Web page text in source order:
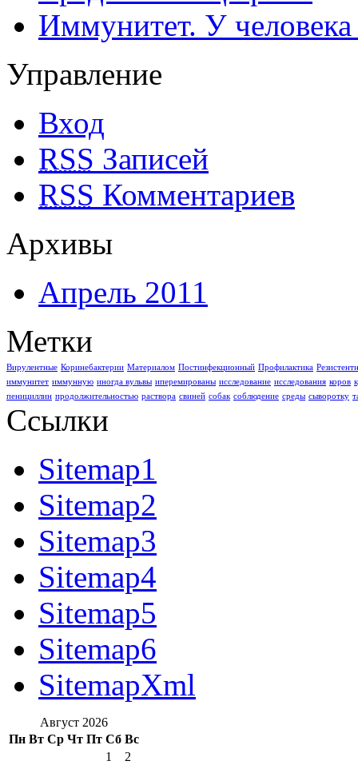
Иммунитет. У человека
Управление
Вход
RSS Записей
RSS Комментариев
Архивы
Апрель 2011
Метки
Вирулентные Коринебактерии Материалом Постинфекционный Профилактика
иммунитет иммунную иногда вульвы иперемированы исследование исследования коров
пенициллин продолжительностью раствора свиней собак соблюдение среды сыворотку
Ссылки
Sitemap1
Sitemap2
Sitemap3
Sitemap4
Sitemap5
Sitemap6
SitemapXml
Август 2026
Пн Вт Ср Чт Пт Сб Вс
1
2